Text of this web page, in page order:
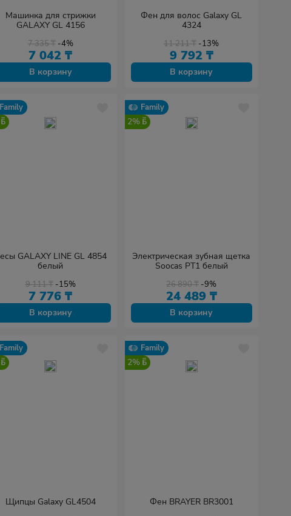
Машинка для стрижки
GALAXY GL 4156
7 335₸ -4%
7 042 ₸
В корзину
Фен для волос Galaxy GL
4324
11 211₸ -13%
9 792 ₸
В корзину
Family
GALAXY LINE GL 4854
белый
9 111₸ -15%
7 776 ₸
В корзину
Family
2%
Электрическая зубная щетка
Soocas PT1 белый
26 890₸ -9%
24 489 ₸
В корзину
Family
Щипцы Galaxy GL4504
Family
2%
Фен BRAYER BR3001